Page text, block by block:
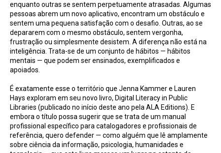
enquanto outras se sentem perpetuamente atrasadas. Algumas
pessoas abrem um novo aplicativo, encontram um obstáculo e
sentem uma pequena satisfação com o desafio. Outras, ao se
depararem com o mesmo obstáculo, sentem vergonha,
frustração ou simplesmente desistem. A diferença não está na
inteligência. Trata-se de um conjunto de hábitos — hábitos
mentais — que podem ser ensinados, exemplificados e
apoiados.
É exatamente esse o território que Jenna Kammer e Lauren
Hays exploram em seu novo livro, Digital Literacy in Public
Libraries (publicado no início deste ano pela ALA Editions). E
embora o título possa sugerir que se trata de um manual
profissional específico para catalogadores e profissionais de
referência, quero defender — como alguém que lê amplamente
sobre ciência da informação, psicologia, humanidades e